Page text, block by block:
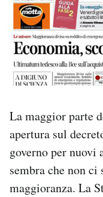
PODCAST
NEWSLETTER
SHOP
CALENDARIO
La maggior parte
apertura sul
governo per nuovi
sembra che non
maggioranza. La